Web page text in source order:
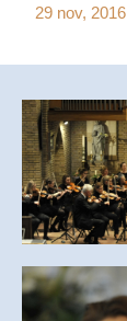
29 nov, 2016